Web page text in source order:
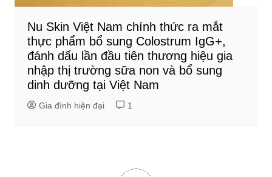
Nu Skin Việt Nam chính thức ra mắt
thực phẩm bổ sung Colostrum IgG+,
đánh dấu lần đầu tiên thương hiệu gia
nhập thị trường sữa non và bổ sung
dinh dưỡng tại Việt Nam
Gia đình hiện đại 1